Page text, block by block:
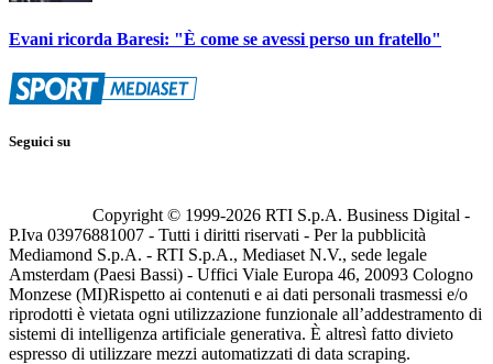
Evani ricorda Baresi: "È come se avessi perso un fratello"
Seguici su
Copyright © 1999-2026 RTI S.p.A. Business Digital -
P.Iva 03976881007 - Tutti i diritti riservati - Per la pubblicità
Mediamond S.p.A. - RTI S.p.A., Mediaset N.V., sede legale
Amsterdam (Paesi Bassi) - Uffici Viale Europa 46, 20093 Cologno
Monzese (MI)Rispetto ai contenuti e ai dati personali trasmessi e/o
riprodotti è vietata ogni utilizzazione funzionale all’addestramento di
sistemi di intelligenza artificiale generativa. È altresì fatto divieto
espresso di utilizzare mezzi automatizzati di data scraping.